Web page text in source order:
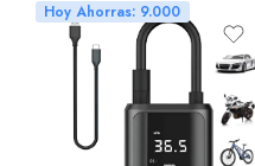
Hoy Ahorras: 9.000